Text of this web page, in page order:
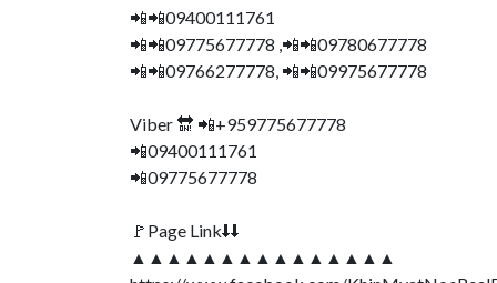
📲📲09400111761
📲📲09775677778 ,📲📲09780677778
📲📲09766277778, 📲📲09975677778
Viber 🔛 📲+959775677778
📲09400111761
📲09775677778
🚩Page Link⬇⬇
▲▲▲▲▲▲▲▲▲▲▲▲▲▲▲